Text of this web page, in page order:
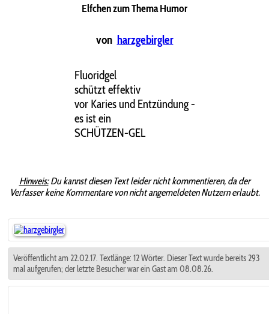
Elfchen zum Thema Humor
von harzgebirgler
Fluoridgel
schützt effektiv
vor Karies und Entzündung -
es ist ein
SCHÜTZEN-GEL
Hinweis:Du kannst diesen Text leider nicht kommentieren, da der
Verfasser keine Kommentare von nicht angemeldeten Nutzern erlaubt.
Veröffentlicht am 22.02.17. Textlänge: 12 Wörter. Dieser Text wurde bereits 293
mal aufgerufen; der letzte Besucher war ein Gast am 08.08.26.